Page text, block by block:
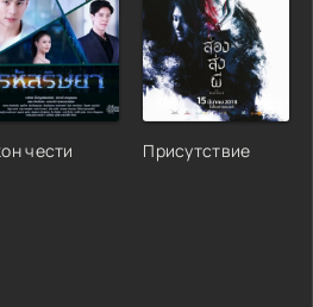
чести Присутствие